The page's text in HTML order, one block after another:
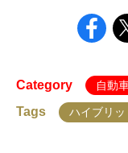
Category 自動
Tags ハイブリッ